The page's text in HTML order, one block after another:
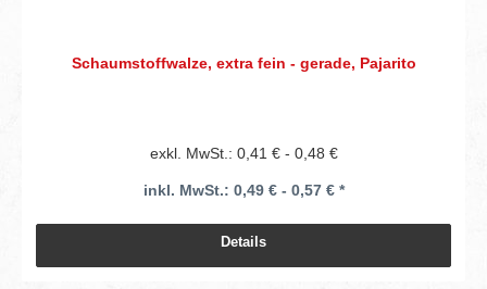
Schaumstoffwalze, extra fein - gerade, Pajarito
exkl. MwSt.: 0,41 € - 0,48 €
inkl. MwSt.: 0,49 € - 0,57 € *
Details